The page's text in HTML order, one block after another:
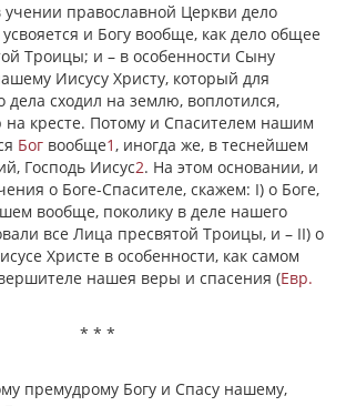
православной Церкви дело
и Богу вообще, как дело общее
Троицы; и – в особенности Сыну
Иисусу Христу, который для
дела сходил на землю, воплотился,
на кресте. Потому и Спасителем нашим
Бог вообще1, иногда же, в теснейшем
Господь Иисус2. На этом основании, и
о Боге-Спасителе, скажем: I) о Боге,
вообще, поколику в деле нашего
все Лица пресвятой Троицы, и – II) о
Христе в особенности, как самом
нашея веры и спасения (Евр.
* * *
премудрому Богу и Спасу нашему,